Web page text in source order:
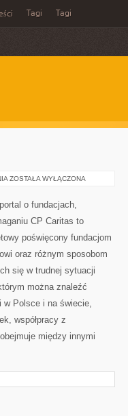
Tagi Tagi
GRANTY
ZOSTAŁA WYŁĄCZONA
o fundacjach,
CP Caritas to
poświęcony fundacjom
oraz różnym sposobom
się w trudnej sytuacji
można znaleźć
w Polsce i na świecie,
współpracy z
między innymi